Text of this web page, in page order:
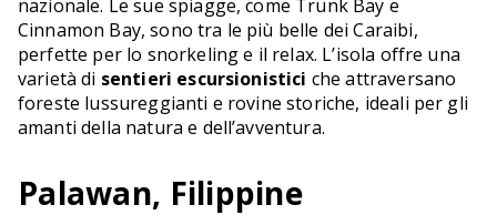
nazionale. Le sue spiagge, come Trunk Bay e
Cinnamon Bay, sono tra le più belle dei Caraibi,
perfette per lo snorkeling e il relax. L’isola offre una
varietà di sentieri escursionistici che attraversano
foreste lussureggianti e rovine storiche, ideali per gli
amanti della natura e dell’avventura.
Palawan, Filippine